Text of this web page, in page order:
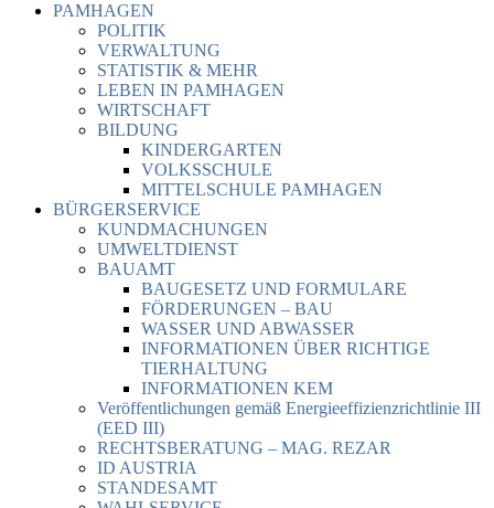
PAMHAGEN
POLITIK
VERWALTUNG
STATISTIK & MEHR
LEBEN IN PAMHAGEN
WIRTSCHAFT
BILDUNG
KINDERGARTEN
VOLKSSCHULE
MITTELSCHULE PAMHAGEN
BÜRGERSERVICE
KUNDMACHUNGEN
UMWELTDIENST
BAUAMT
BAUGESETZ UND FORMULARE
FÖRDERUNGEN – BAU
WASSER UND ABWASSER
INFORMATIONEN ÜBER RICHTIGE
TIERHALTUNG
INFORMATIONEN KEM
Veröffentlichungen gemäß Energieeffizienzrichtlinie III
(EED III)
RECHTSBERATUNG – MAG. REZAR
ID AUSTRIA
STANDESAMT